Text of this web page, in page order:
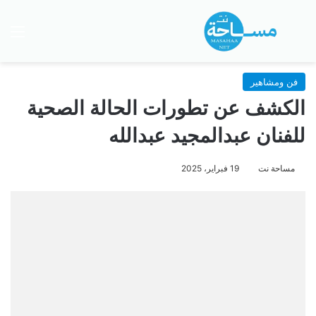
بحث عن
فن ومشاهير
الكشف عن تطورات الحالة الصحية
للفنان عبدالمجيد عبدالله
مساحة نت 19 فبراير، 2025